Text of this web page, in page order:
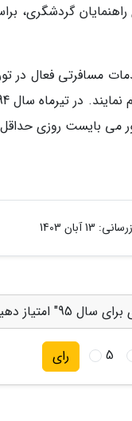
گردشگری،
مسافرتی فعال در
180 تا 200 هزار تومان دستمزد بگیرد.
13 آبان 1403
امتیاز دهید
5 رای